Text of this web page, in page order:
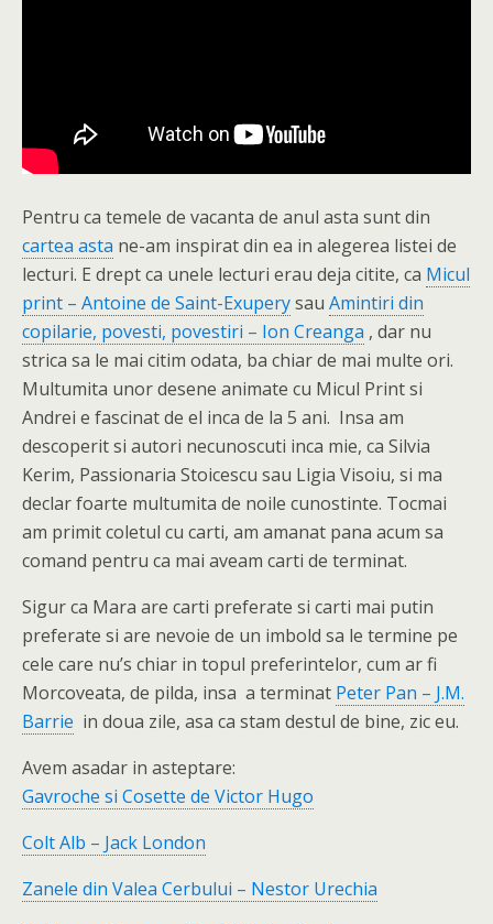
Pentru ca temele de vacanta de anul asta sunt din
cartea asta ne-am inspirat din ea in alegerea listei de
lecturi. E drept ca unele lecturi erau deja citite, ca Micul
print – Antoine de Saint-Exuperysau Amintiri din
copilarie, povesti, povestiri – Ion Creanga , dar nu
strica sa le mai citim odata, ba chiar de mai multe ori.
Multumita unor desene animate cu Micul Print si
Andrei e fascinat de el inca de la 5 ani. Insa am
descoperit si autori necunoscuti inca mie, ca Silvia
Kerim, Passionaria Stoicescu sau Ligia Visoiu, si ma
declar foarte multumita de noile cunostinte. Tocmai
am primit coletul cu carti, am amanat pana acum sa
comand pentru ca mai aveam carti de terminat.
Sigur ca Mara are carti preferate si carti mai putin
preferate si are nevoie de un imbold sa le termine pe
cele care nu’s chiar in topul preferintelor, cum ar fi
Morcoveata, de pilda, insa a terminat Peter Pan – J.M.
Barrie in doua zile, asa ca stam destul de bine, zic eu.
Avem asadar in asteptare:
Gavroche si Cosette de Victor Hugo
Colt Alb – Jack London
Zanele din Valea Cerbului – Nestor Urechia